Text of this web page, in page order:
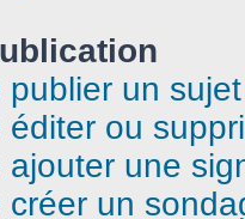
publier un
ou
ajouter une
créer un